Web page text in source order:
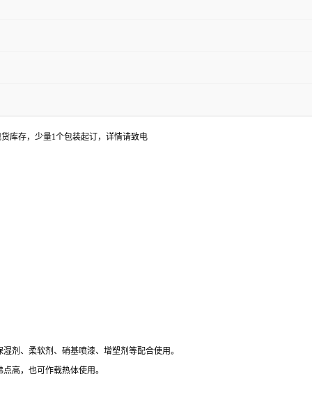
货库存，少量1个包装起订，详情请致电
剂、柔软剂、硝基喷漆、增塑剂等配合使用。
高，也可作载热体使用。